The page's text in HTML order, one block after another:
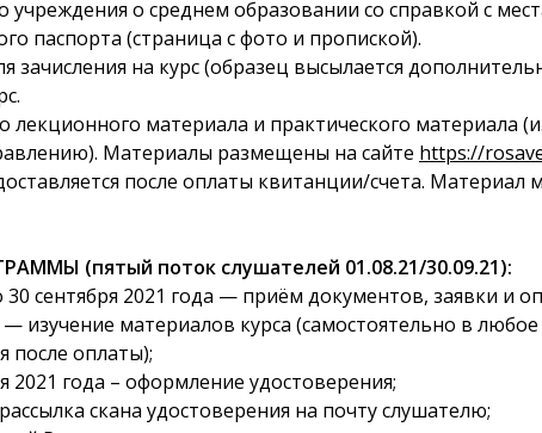
о среднем образовании со справкой с
паспорта (страница с фото и пропиской).
зачисления на курс (образец высылается
лекционного материала и практического материала
Материалы размещены на сайте https://
после оплаты квитанции/счета.
(пятый поток слушателей 01.08.21/30.09.21):
30 сентября 2021 года — приём документов, заявки и
изучение материалов курса (самостоятельно в
после оплаты);
2021 года – оформление удостоверения;
скана удостоверения на почту слушателю;